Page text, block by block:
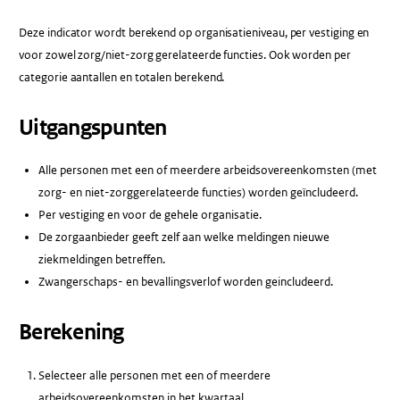
Deze indicator wordt berekend op organisatieniveau, per vestiging en
voor zowel zorg/niet-zorg gerelateerde functies. Ook worden per
categorie aantallen en totalen berekend.
Uitgangspunten
Alle personen met een of meerdere arbeidsovereenkomsten (met
zorg- en niet-zorggerelateerde functies) worden geïncludeerd.
Per vestiging en voor de gehele organisatie.
De zorgaanbieder geeft zelf aan welke meldingen nieuwe
ziekmeldingen betreffen.
Zwangerschaps- en bevallingsverlof worden geincludeerd.
Berekening
Selecteer alle personen met een of meerdere